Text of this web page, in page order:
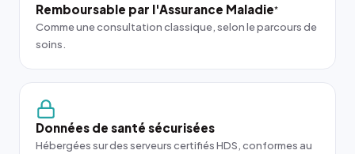
Remboursable par l'Assurance Maladie*
Comme une consultation classique, selon le parcours de
soins.
Données de santé sécurisées
Hébergées sur des serveurs certifiés HDS, conformes au